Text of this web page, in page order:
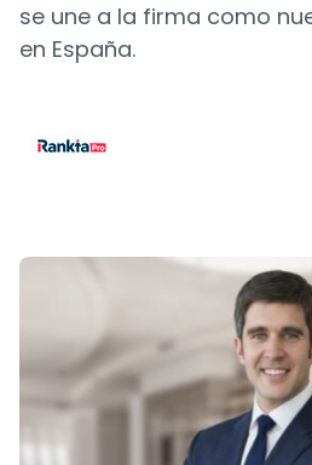
se une a la firma como
en España.